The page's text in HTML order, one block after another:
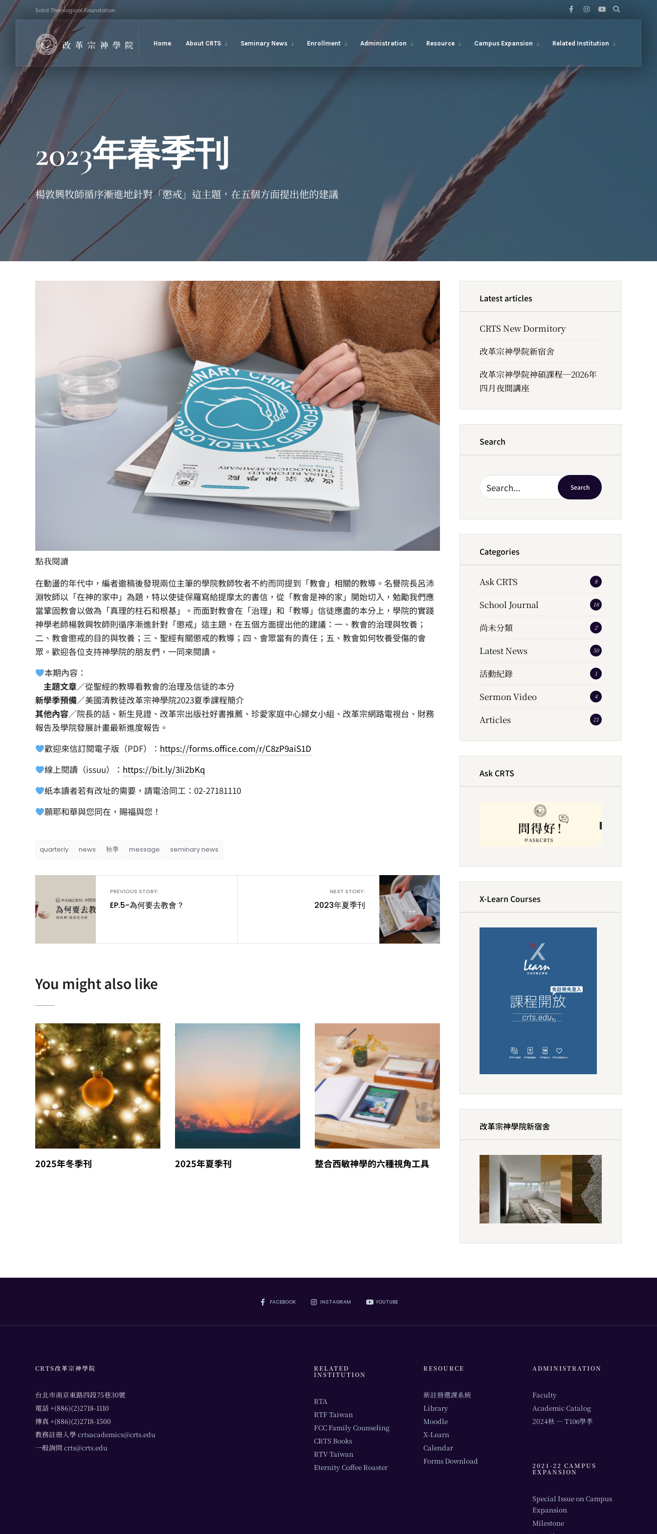
Skip
to
content
Solid Theological Foundation
Home About CRTS Seminary News Enrollment Administration Resource Campus Expansion Related Institution
2023年春季刊
楊敦興牧師循序漸進地針對「懲戒」這主題，在五個方面提出他的建議
點我閱讀
在動盪的年代中，編者邀稿後發現兩位主筆的學院教師牧者不約而同提到「教會」相關的教導。名譽院長呂沛
淵牧師以「在神的家中」為題，特以使徒保羅寫給提摩太的書信，從「教會是神的家」開始切入，勉勵我們應
當鞏固教會以做為「真理的柱石和根基」。而面對教會在「治理」和「教導」信徒應盡的本分上，學院的實踐
神學老師楊敦興牧師則循序漸進針對「懲戒」這主題，在五個方面提出他的建議：一、教會的治理與牧養；
二、教會懲戒的目的與牧養；三、聖經有關懲戒的教導；四、會眾當有的責任；五、教會如何牧養受傷的會
眾。歡迎各位支持神學院的朋友們，一同來閱讀。
本期內容：
主題文章／從聖經的教導看教會的治理及信徒的本分
新學季預備／美國清教徒改革宗神學院2023夏季課程簡介
其他內容／院長的話、新生見證、改革宗出版社好書推薦、珍愛家庭中心婦女小組、改革宗網路電視台、財務
報告及學院發展計畫最新進度報告。
歡迎來信訂閱電子版（PDF）： https://forms.office.com/r/C8zP9aiS1D
線上閱讀（issuu）： https://bit.ly/3Ii2bKq
紙本讀者若有改址的需要，請電洽同工：02-27181110
願耶和華與您同在，賜福與您！
quarterly news 秋季 message seminary news
←
PREVIOUS STORY:
EP.5-為何要去教會？ →
NEXT STORY:
2023年夏季刊
You might also like
2025年冬季刊 2025年夏季刊 整合西敏神學的六種視角工具
Latest articles
CRTS New Dormitory
改革宗神學院新宿舍
改革宗神學院神碩課程─2026年
四月夜間講座
Search
Search
Categories
Ask CRTS 8
School Journal 18
尚未分類 2
Latest News 50
活動紀錄 1
Sermon Video 4
Articles 21
Ask CRTS
X-Learn Courses
改革宗神學院新宿舍
FACEBOOK INSTAGRAM YOUTUBE
CRTS改革宗神學院
台北市南京東路四段75巷30號
電話 +(886)(2)2718-1110
傳真 +(886)(2)2718-1500
教務註冊入學 crtsacademics@crts.edu
一般詢問 crts@crts.edu
RELATED
INSTITUTION
RTA
RTF Taiwan
FCC Family Counseling
CRTS Books
RTV Taiwan
Eternity Coffee Roaster
RESOURCE
新註冊選課系統
Library
Moodle
X-Learn
Calendar
Forms Download
ADMINISTRATION
Faculty
Academic Catalog
2024秋 ─ T106學季
2021-22 CAMPUS
EXPANSION
Special Issue on Campus
Expansion
Milestone